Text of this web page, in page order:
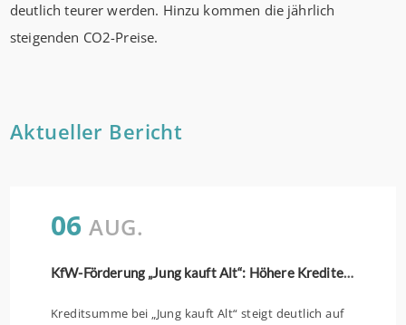
deutlich teurer werden. Hinzu kommen die jährlich
steigenden CO2-Preise.
Aktueller Bericht
06 AUG.
KfW-Förderung „Jung kauft Alt“: Höhere Kredite ab August 2026
Kreditsumme bei „Jung kauft Alt“ steigt deutlich auf